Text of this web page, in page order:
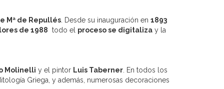
Mª de Repullés. Desde su inauguración en 1893
de 1988 todo el proceso se digitaliza y la
Molinelli y el pintor Luis Taberner. En todos los
Griega, y además, numerosas decoraciones